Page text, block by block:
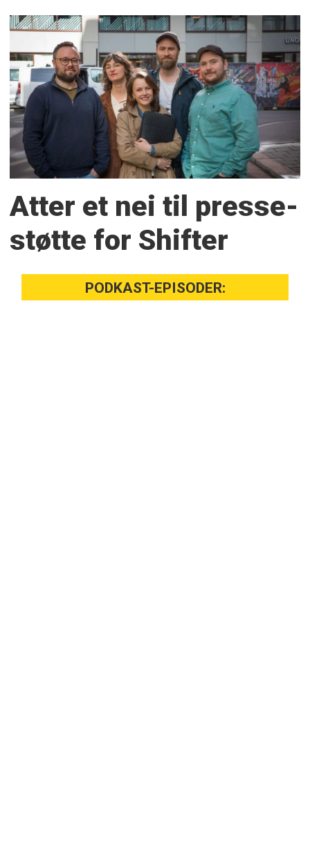
Atter et nei til presse­
støtte for Shifter
PODKAST-EPISODER: